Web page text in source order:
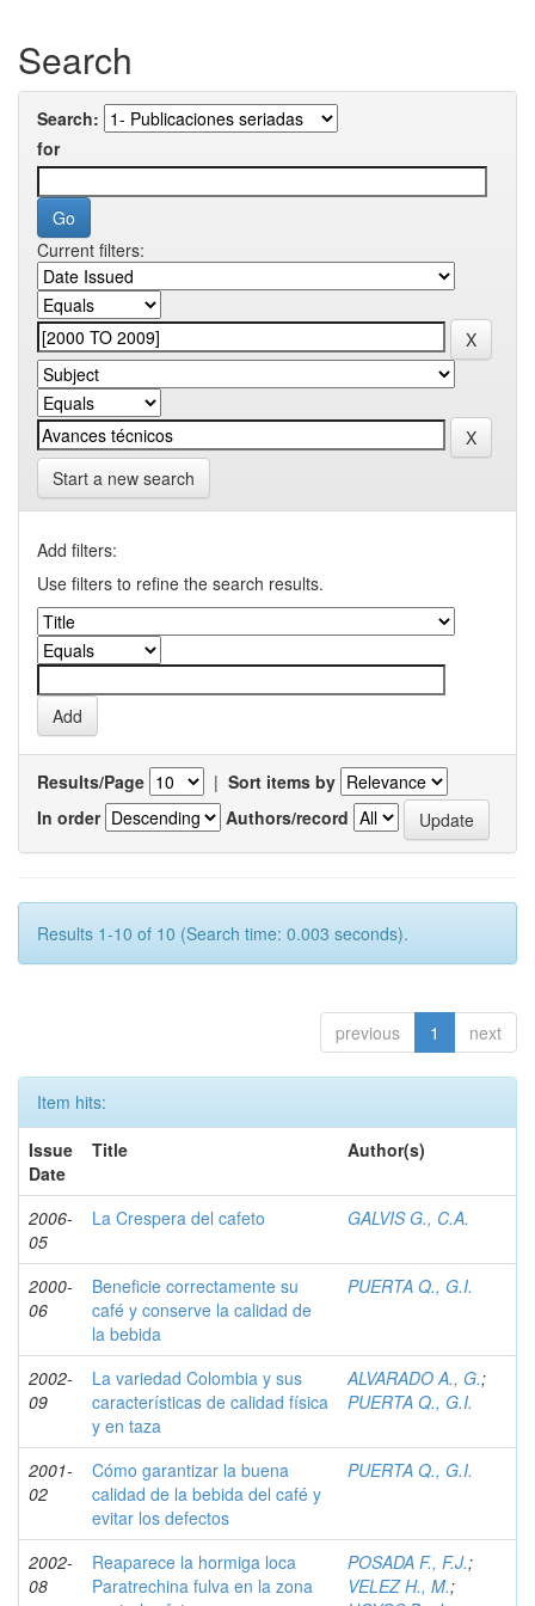
Search
Search:
for
Current filters:
Start a new search
Add filters:
Use filters to refine the search results.
Results/Page | Sort items by
In order
Authors/record
Results 1-10 of 10 (Search time: 0.003 seconds).
previous 1 next
Item hits:
Issue
Date
Title Author(s)
2006-
05
La Crespera del cafeto GALVIS G., C.A.
2000-
06
Beneficie correctamente su
café y conserve la calidad de
la bebida
PUERTA Q., G.I.
2002-
09
La variedad Colombia y sus
características de calidad física
y en taza
ALVARADO A., G.;
PUERTA Q., G.I.
2001-
02
Cómo garantizar la buena
calidad de la bebida del café y
evitar los defectos
PUERTA Q., G.I.
2002-
08
Reaparece la hormiga loca
Paratrechina fulva en la zona
POSADA F., F.J.;
VELEZ H., M.;